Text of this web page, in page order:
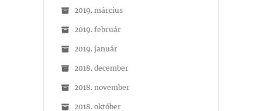
2019. március
2019. február
2019. január
2018. december
2018. november
2018. október